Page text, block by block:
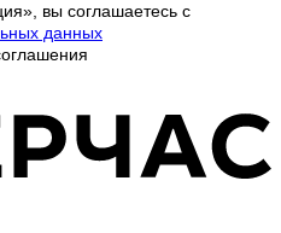
вы соглашаетесь с
данных